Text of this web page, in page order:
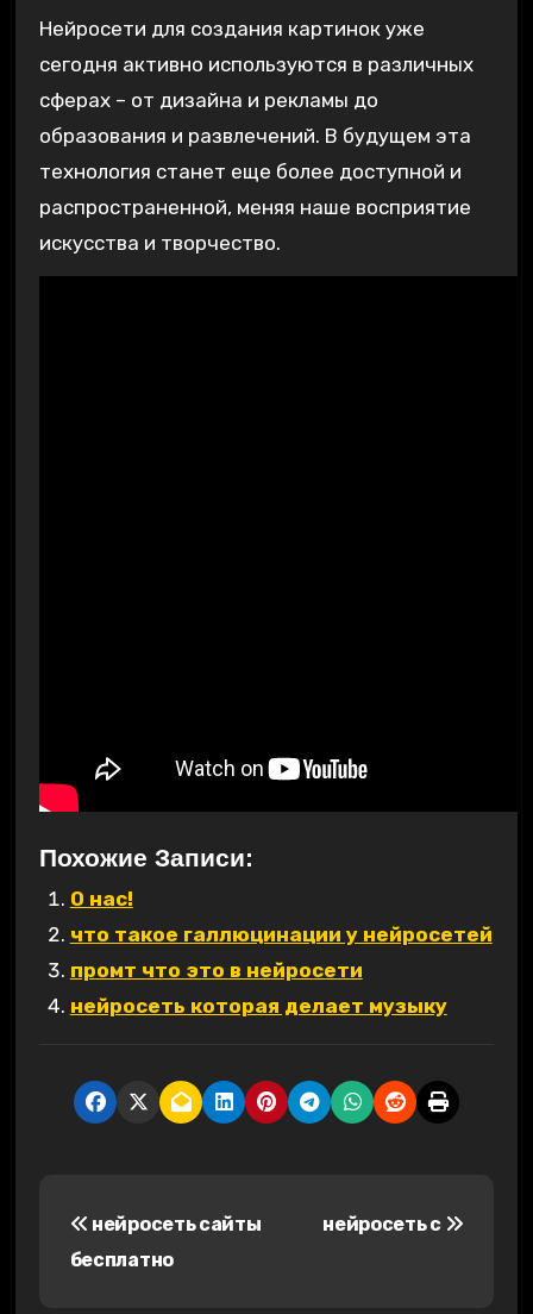
Нейросети для создания картинок уже
сегодня активно используются в различных
сферах – от дизайна и рекламы до
образования и развлечений. В будущем эта
технология станет еще более доступной и
распространенной, меняя наше восприятие
искусства и творчество.
Похожие Записи:
О нас!
что такое галлюцинации у нейросетей
промт что это в нейросети
нейросеть которая делает музыку
нейросеть сайты
бесплатно
нейросеть с